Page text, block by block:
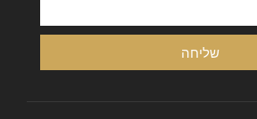
שליחה